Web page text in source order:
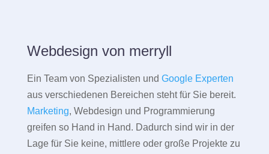
Webdesign von merryll
Ein Team von Spezialisten und Google Experten
aus verschiedenen Bereichen steht für Sie bereit.
Marketing, Webdesign und Programmierung
greifen so Hand in Hand. Dadurch sind wir in der
Lage für Sie keine, mittlere oder große Projekte zu